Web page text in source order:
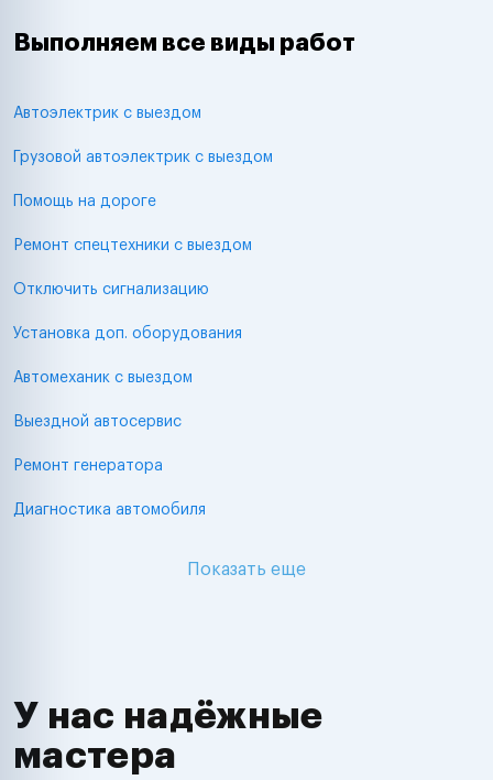
Выполняем все виды работ
Автоэлектрик с выездом
Грузовой автоэлектрик с выездом
Помощь на дороге
Ремонт спецтехники с выездом
Отключить сигнализацию
Установка доп. оборудования
Автомеханик с выездом
Выездной автосервис
Ремонт генератора
Диагностика автомобиля
Показать еще
У нас надёжные
мастера